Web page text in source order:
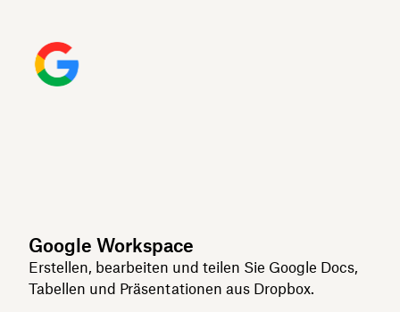
Google Workspace
Erstellen, bearbeiten und teilen Sie Google Docs,
Tabellen und Präsentationen aus Dropbox.